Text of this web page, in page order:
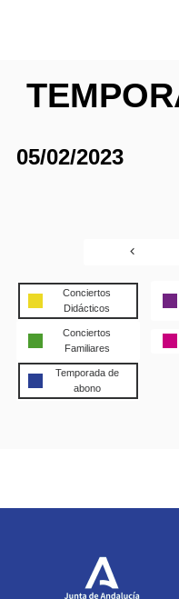
05/02/2023
Conciertos
Didácticos
Conciertos
Familiares
Temporada de
abono